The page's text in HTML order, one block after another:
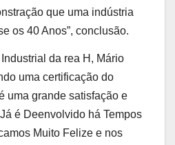
que uma indústria
os 40 Anos”, conclusão.
da rea ​​H, Mário
uma certificação do
uma grande satisfação e
é Deenvolvido há Tempos
Muito Felize e nos